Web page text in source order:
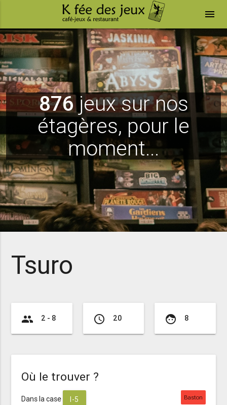
menu
876jeux sur nos
étagères, pour le
moment...
Tsuro
group 2 - 8 access_time 20 face 8
Où le trouver ?
Dans la case I-5 Baston